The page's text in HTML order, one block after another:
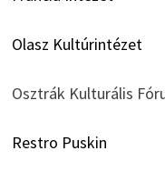
Olasz Kultúrintézet
Osztrák Kulturális
Restro Puskin